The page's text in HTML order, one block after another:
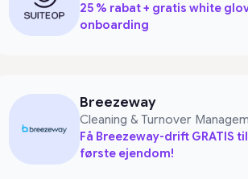
25 % rabat + gratis white
onboarding
Breezeway
Cleaning & Turnover
Få Breezeway-drift GRATIS
første ejendom!